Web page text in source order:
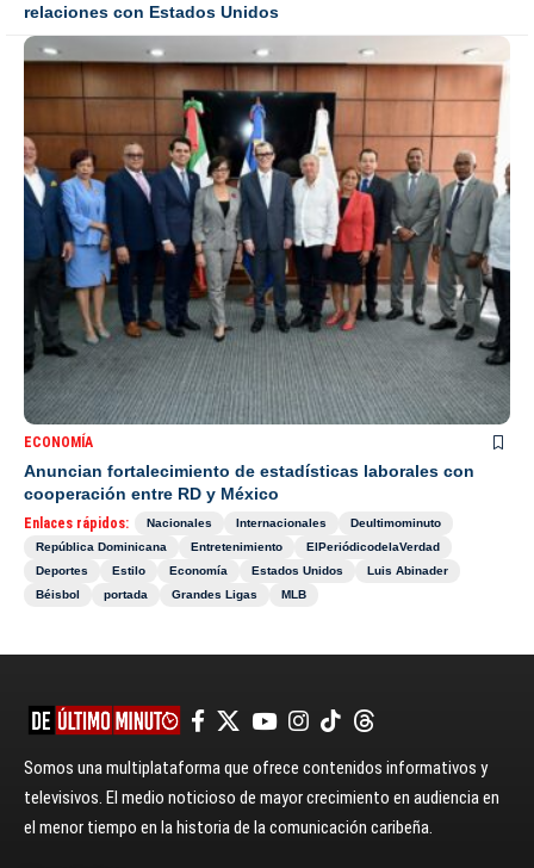
relaciones con Estados Unidos
ECONOMÍA
Anuncian fortalecimiento de estadísticas laborales con
cooperación entre RD y México
Enlaces rápidos: Nacionales Internacionales
Deultimominuto
República Dominicana
Entretenimiento
ElPeriódicodelaVerdad
Deportes
Estilo Economía Estados Unidos
Luis Abinader
Béisbol
portada Grandes Ligas MLB
Somos una multiplataforma que ofrece contenidos informativos y
televisivos. El medio noticioso de mayor crecimiento en audiencia en
el menor tiempo en la historia de la comunicación caribeña.